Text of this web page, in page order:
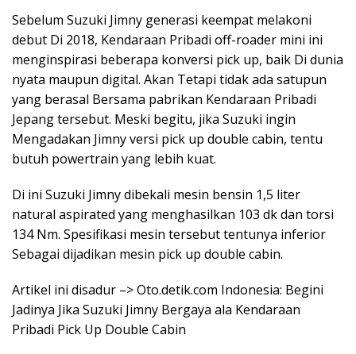
Sebelum Suzuki Jimny generasi keempat melakoni
debut Di 2018, Kendaraan Pribadi off-roader mini ini
menginspirasi beberapa konversi pick up, baik Di dunia
nyata maupun digital. Akan Tetapi tidak ada satupun
yang berasal Bersama pabrikan Kendaraan Pribadi
Jepang tersebut. Meski begitu, jika Suzuki ingin
Mengadakan Jimny versi pick up double cabin, tentu
butuh powertrain yang lebih kuat.
Di ini Suzuki Jimny dibekali mesin bensin 1,5 liter
natural aspirated yang menghasilkan 103 dk dan torsi
134 Nm. Spesifikasi mesin tersebut tentunya inferior
Sebagai dijadikan mesin pick up double cabin.
Artikel ini disadur –> Oto.detik.com Indonesia: Begini
Jadinya Jika Suzuki Jimny Bergaya ala Kendaraan
Pribadi Pick Up Double Cabin